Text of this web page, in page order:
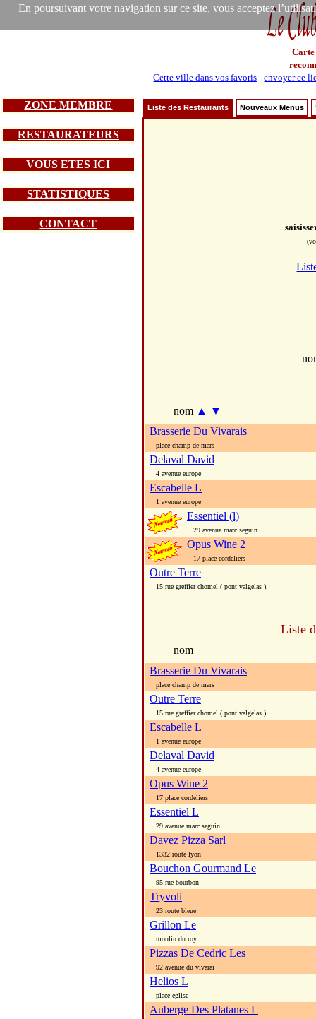
En poursuivant votre navigation sur ce site, vous acceptez
Carte
Cette ville dans vos favoris -envoyer ce
ZONE MEMBRE
RESTAURATEURS
VOUS ETES ICI
STATISTIQUES
CONTACT
Liste des Restaurants Nouveaux Menus
nom ▲
▼
Brasserie Du Vivarais
place champ de mars
Delaval David
4 avenue europe
Escabelle L
1 avenue europe
Essentiel (l)
29 avenue marc seguin
Opus Wine 2
17 place cordeliers
Outre Terre
15 rue greffier chomel ( pont valgelas ).
Liste
nom
Brasserie Du Vivarais
place champ de mars
Outre Terre
15 rue greffier chomel ( pont valgelas ).
Escabelle L
1 avenue europe
Delaval David
4 avenue europe
Opus Wine 2
17 place cordeliers
Essentiel L
29 avenue marc seguin
Davez Pizza Sarl
1332 route lyon
Bouchon Gourmand Le
95 rue bourbon
Tryvoli
23 route bleue
Grillon Le
moulin du roy
Pizzas De Cedric Les
92 avenue du vivarai
Helios L
place eglise
Auberge Des Platanes L